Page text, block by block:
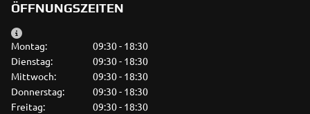
ÖFFNUNGSZEITEN
Montag:
09:30 - 18:30
Dienstag:
09:30 - 18:30
Mittwoch:
09:30 - 18:30
Donnerstag:
09:30 - 18:30
Freitag:
09:30 - 18:30